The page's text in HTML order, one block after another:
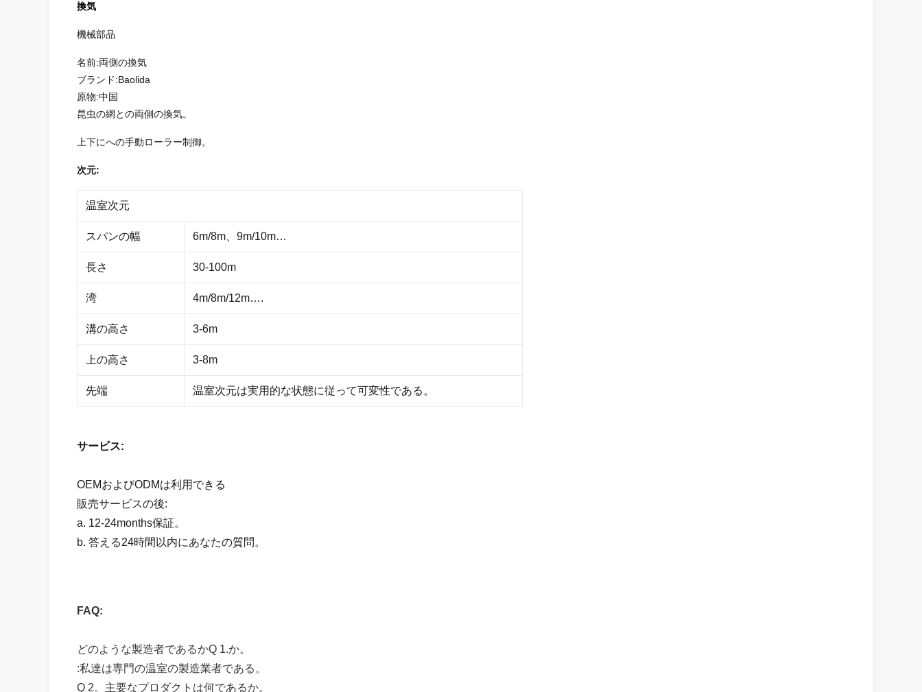
換気
機械部品
名前:両側の換気
ブランド:Baolida
原物:中国
昆虫の網との両側の換気。
上下にへの手動ローラー制御。
次元:
温室次元
スパンの幅 6m/8m、9m/10m…
長さ 30-100m
湾 4m/8m/12m….
溝の高さ 3-6m
上の高さ 3-8m
先端 温室次元は実用的な状態に従って可変性である。
サービス:
OEMおよびODMは利用できる
販売サービスの後:
a. 12-24months保証。
b. 答える24時間以内にあなたの質問。
FAQ:
どのような製造者であるかQ 1.か。
:私達は専門の温室の製造業者である。
Q 2。主要なプロダクトは何であるか。